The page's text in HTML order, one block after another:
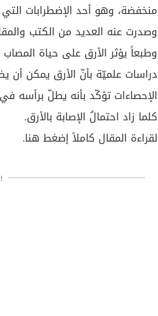
منخفضة، وهو أحد الإضطرابات
وصدرت عنه العديد من الكتب
وطبعاً يؤثر الأرق على حياة
دراسات علميّة بأنّ الأرق يمكن أن
الإحصاءات تؤكّد بأنه يطلّ برأسه في
كلما زاد احتمالُ الإصابة بالأرق.
لقراءة المقال كاملاً إضغط هنا.